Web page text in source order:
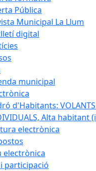
Pública
Municipal La Llum
digital
municipal
d'Habitants: VOLANTS
Alta habitant
electrònica
electrònica
participació